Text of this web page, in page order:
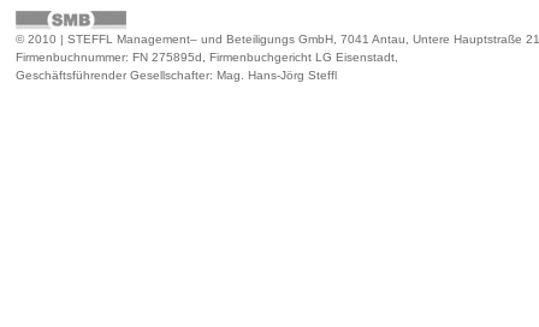
© 2010 | STEFFL Management– und Beteiligungs GmbH, 7041 Antau, Untere Hauptstraße 21
Firmenbuchnummer: FN 275895d, Firmenbuchgericht LG Eisenstadt,
Geschäftsführender Gesellschafter: Mag. Hans-Jörg Steffl